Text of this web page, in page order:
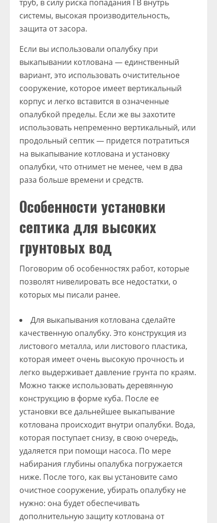
труб, в силу риска попадания ГВ внутрь
системы, высокая производительность,
защита от засора.
Если вы использовали опалубку при
выкапывании котлована — единственный
вариант, это использовать очистительное
сооружение, которое имеет вертикальный
корпус и легко вставится в означенные
опалубкой пределы. Если же вы захотите
использовать непременно вертикальный, или
продольный септик — придется потратиться
на выкапывание котлована и установку
опалубки, что отнимет не менее, чем в два
раза больше времени и средств.
Особенности установки
септика для высоких
грунтовых вод
Поговорим об особенностях работ, которые
позволят нивелировать все недостатки, о
которых мы писали ранее.
Для выкапывания котлована сделайте
качественную опалубку. Это конструкция из
листового металла, или листового пластика,
которая имеет очень высокую прочность и
легко выдерживает давление грунта по краям.
Можно также использовать деревянную
конструкцию в форме куба. После ее
установки все дальнейшее выкапывание
котлована происходит внутри опалубки. Вода,
которая поступает снизу, в свою очередь,
удаляется при помощи насоса. По мере
набирания глубины опалубка погружается
ниже. После того, как вы установите само
очистное сооружение, убирать опалубку не
нужно: она будет обеспечивать
дополнительную защиту котлована от